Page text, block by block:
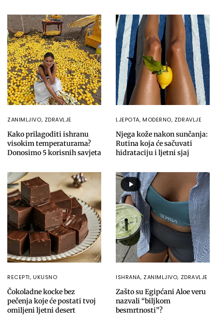
ZANIMLJIVO, ZDRAVLJE
Kako prilagoditi ishranu
visokim temperaturama?
Donosimo 5 korisnih savjeta
LJEPOTA, MODERNO, ZDRAVLJE
Njega kože nakon sunčanja:
Rutina koja će sačuvati
hidrataciju i ljetni sjaj
RECEPTI, UKUSNO
Čokoladne kocke bez
pečenja koje će postati tvoj
omiljeni ljetni desert
ISHRANA, ZANIMLJIVO, ZDRAVLJE
Zašto su Egipćani Aloe veru
nazvali “biljkom
besmrtnosti”?